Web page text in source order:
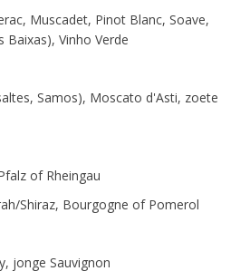
Muscadet, Pinot Blanc, Soave,
Baixas), Vinho Verde
Samos), Moscato d'Asti, zoete
of Rheingau
Shiraz, Bourgogne of Pomerol
jonge Sauvignon